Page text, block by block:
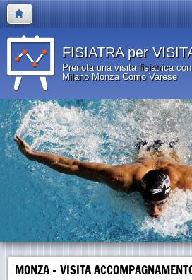
FISIATRA per
Prenota una visita fisiatrica
Milano Monza Como Varese
MONZA - VISITA